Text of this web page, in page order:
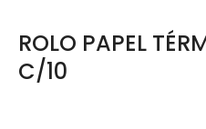
ROLO PAPEL
C/10